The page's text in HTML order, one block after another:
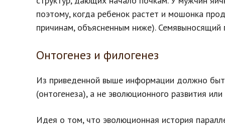
поэтому, когда ребенок растет и мошонка
причинам, объясненным ниже).
Онтогенез и филогенез
Из приведенной выше информации должно
(онтогенеза), а не эволюционного развития
Идея о том, что эволюционная история